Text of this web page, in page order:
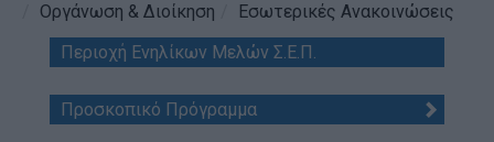
Ιστορία
Διοίκηση
Χορηγοί & Υποστηρικτές
Βραβεία & Διακρίσεις
Οργάνωση & Διοίκηση
Εσωτερικές Ανακοινώσεις
Περιοχή Ενηλίκων Μελών Σ.Ε.Π.
Προσκοπικό Πρόγραμμα